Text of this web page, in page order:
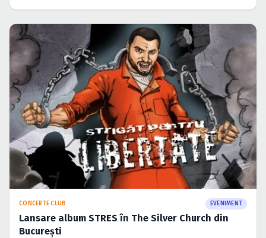
CONCERTE CLUB EVENIMENT
Lansare album STRES în The Silver Church din
Bucureşti